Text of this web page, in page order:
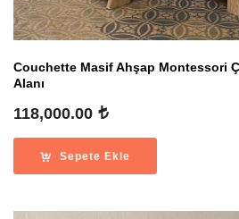
Couchette Masif Ahşap Montessori
Alanı
118,000.00
Sepete Ekle